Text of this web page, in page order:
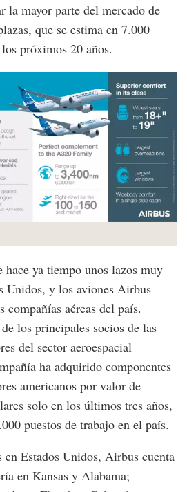
la mayor parte del mercado de
que se estima en 7.000
próximos 20 años.
hace ya tiempo unos lazos muy
Unidos, y los aviones Airbus
compañías aéreas del país.
los principales socios de las
del sector aeroespacial
ha adquirido componentes
americanos por valor de
solo en los últimos tres años,
puestos de trabajo en el país.
en Estados Unidos, Airbus cuenta
en Kansas y Alabama;